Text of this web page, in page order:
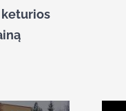
keturios